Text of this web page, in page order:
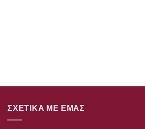
ΣΧΕΤΙΚΑ ΜΕ ΕΜΑΣ